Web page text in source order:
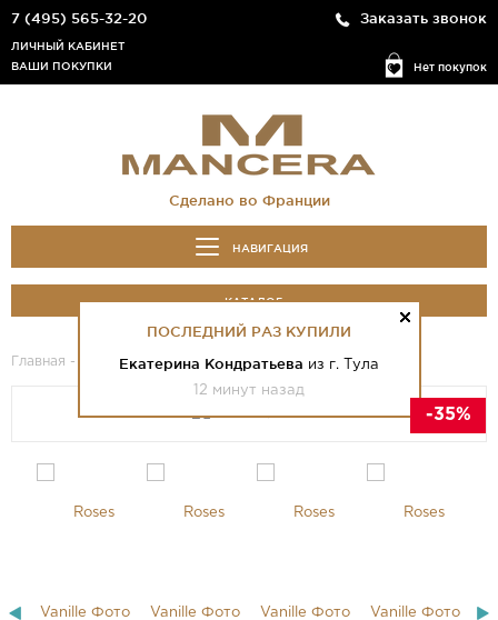
7 (495) 565-32-20 Заказать звонок
Нет покупок
ЛИЧНЫЙ КАБИНЕТ
ВАШИ ПОКУПКИ
Сделано во Франции
НАВИГАЦИЯ
КАТАЛОГ
Главная - Каталог - Roses Vanille
-35%
ПОСЛЕДНИЙ РАЗ КУПИЛИ
Екатерина Кондратьева из г. Тула
12 минут назад